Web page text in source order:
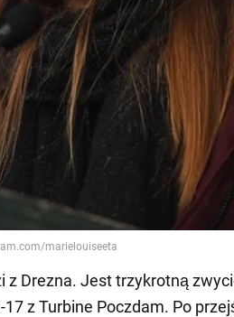
z Drezna. Jest trzykrotną
z Turbine Poczdam. Po